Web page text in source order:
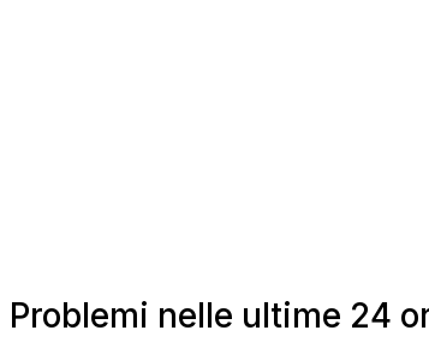
Problemi nelle ultime 24